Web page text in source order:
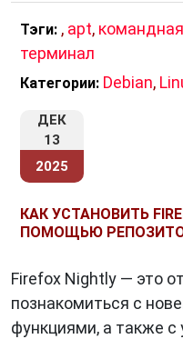
Дополнительные
ссылка на
Руководство по
руководство по apt
Тэги: , apt,
терминал
Категории: Debian,
ДЕК
13
2025
КАК УСТАНОВИТЬ
ПОМОЩЬЮ
Firefox Nightly — это
познакомиться с
функциями, а также